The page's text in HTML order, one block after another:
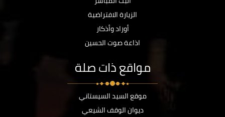
الزيارة الافتراضية
أوراد وأذكار
اذاعة صوت الحسين
مواقع ذات صلة
موقع السيد السيستاني
ديوان الوقف الشيعي